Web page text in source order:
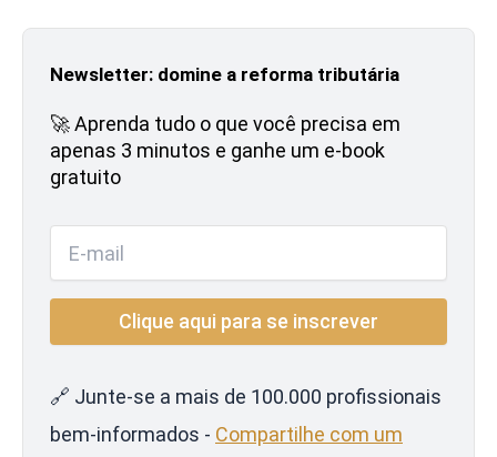
Newsletter: domine a reforma tributária
🚀 Aprenda tudo o que você precisa em
apenas 3 minutos e ganhe um e-book
gratuito
🔗 Junte-se a mais de 100.000 profissionais
bem-informados - Compartilhe com um